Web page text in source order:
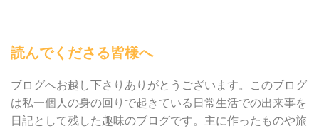
読んでくださる皆様へ
ブログへお越し下さりありがとうございます。このブログ
は私一個人の身の回りで起きている日常生活での出来事を
日記として残した趣味のブログです。主に作ったものや旅